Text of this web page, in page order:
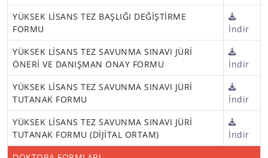
YÜKSEK LİSANS TEZ BAŞLIĞI DEĞİŞTİRME
FORMU
İndir
YÜKSEK LİSANS TEZ SAVUNMA SINAVI JÜRİ
ÖNERİ VE DANIŞMAN ONAY FORMU
İndir
YÜKSEK LİSANS TEZ SAVUNMA SINAVI JÜRİ
TUTANAK FORMU
İndir
YÜKSEK LİSANS TEZ SAVUNMA SINAVI JÜRİ
TUTANAK FORMU (DİJİTAL ORTAM)
İndir